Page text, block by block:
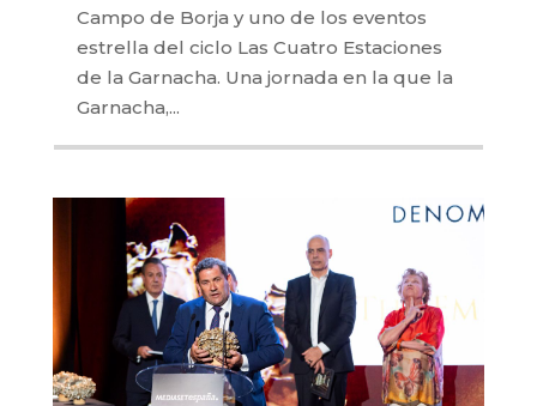
Campo de Borja y uno de los eventos
estrella del ciclo Las Cuatro Estaciones
de la Garnacha. Una jornada en la que la
Garnacha,...